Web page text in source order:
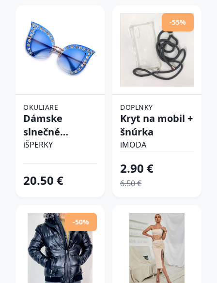
OKULIARE
Dámske
slnečné
okuliare
iŠPERKY
20.50 €
-55%
DOPLNKY
Kryt na mobil +
šnúrka
iMODA
2.90 €
6.50 €
-50%